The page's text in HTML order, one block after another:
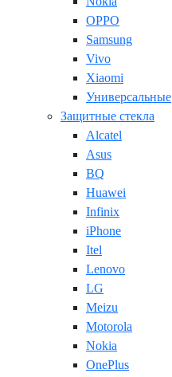
OPPO
Samsung
Vivo
Xiaomi
Универсальные
Защитные стекла
Alcatel
Asus
BQ
Huawei
Infinix
iPhone
Itel
Lenovo
LG
Meizu
Motorola
Nokia
OnePlus